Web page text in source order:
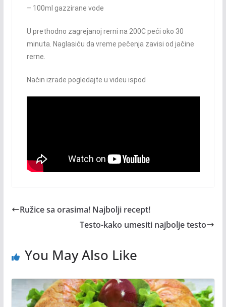
– 100ml gazzirane vode
U prethodno zagrejanoj rerni na 200C peći oko 30
minuta. Naglasiću da vreme pečenja zavisi od jačine
rerne.
Način izrade pogledajte u videu ispod
Ružice sa orasima! Najbolji recept!
Testo-kako umesiti najbolje testo
You May Also Like